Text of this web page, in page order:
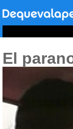
El